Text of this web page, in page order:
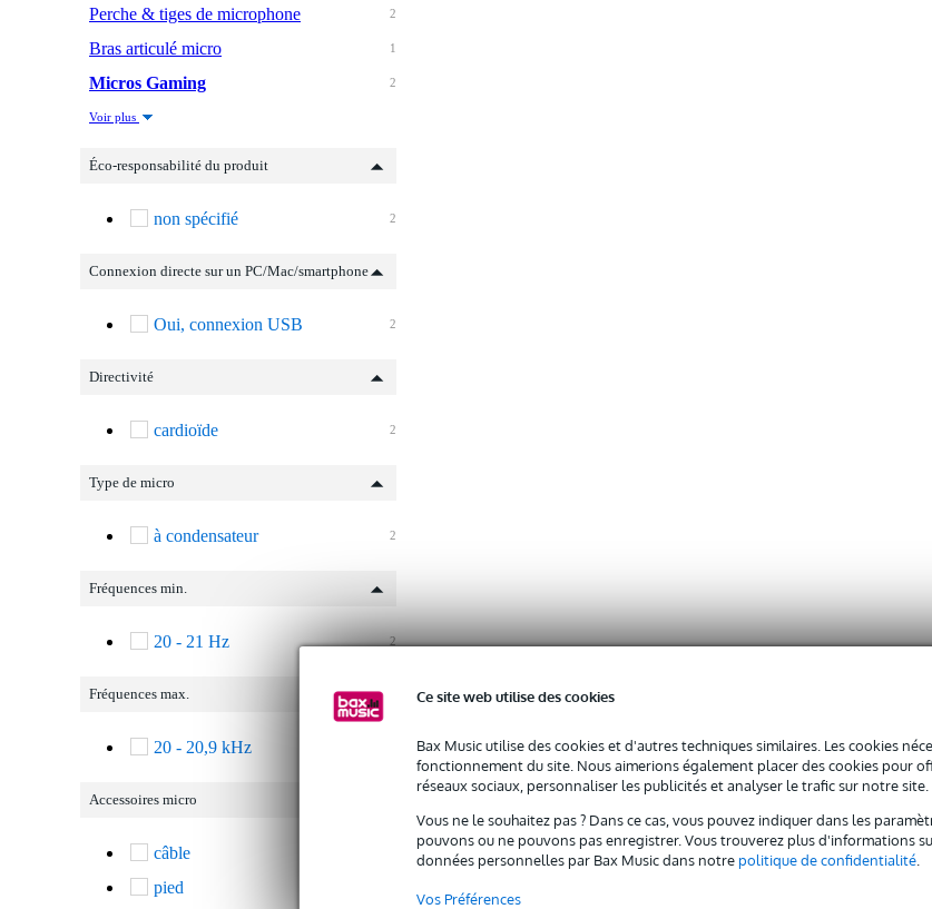
Ce site web utilise des cookies
Bax Music utilise des cookies et d'autres techniques similaires. Les cookies
fonctionnement du site. Nous aimerions également placer des cookies pour
réseaux sociaux, personnaliser les publicités et analyser le trafic sur notre site.
Vous ne le souhaitez pas ? Dans ce cas, vous pouvez indiquer dans les
pouvons ou ne pouvons pas enregistrer. Vous trouverez plus d'informations
données personnelles par Bax Music dans notrepolitique de confidentialité.
Vos Préférences
2
Perche & tiges de microphone
1
Bras articulé micro
2
Micros Gaming
Voir plus
Éco-responsabilité du produit
2
non spécifié
Connexion directe sur un PC/Mac/smartphone
2
Oui, connexion USB
Directivité
2
cardioïde
Type de micro
2
à condensateur
Fréquences min.
2
20 - 21 Hz
Fréquences max.
20 - 20,9 kHz
Accessoires micro
câble
pied